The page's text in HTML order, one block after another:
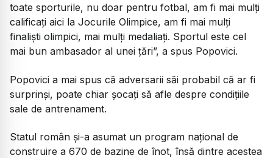
toate sporturile, nu doar pentru fotbal, am fi mai mulți
calificați aici la Jocurile Olimpice, am fi mai mulți
finaliști olimpici, mai mulți medaliați. Sportul este cel
mai bun ambasador al unei țări”, a spus Popovici.
Popovici a mai spus că adversarii săi probabil că ar fi
surprinși, poate chiar șocați să afle despre condițiile
sale de antrenament.
Statul român și-a asumat un program național de
construire a 670 de bazine de înot, însă dintre acestea